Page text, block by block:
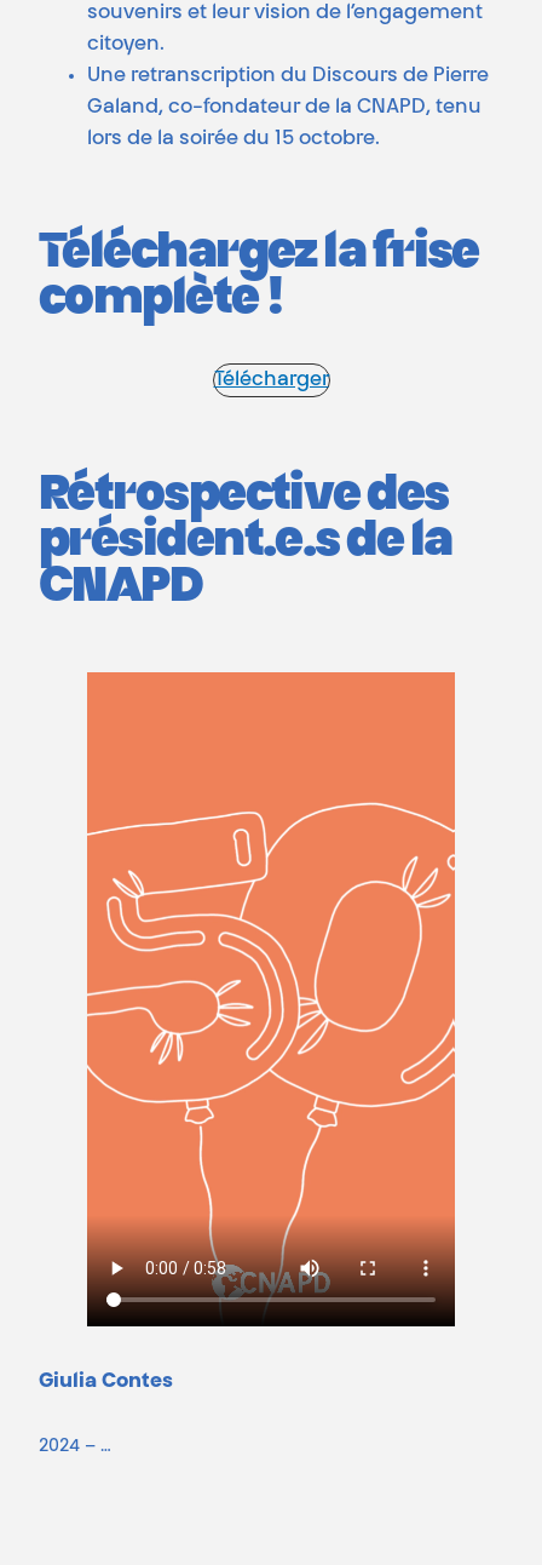
souvenirs et leur vision de l’engagement
citoyen.
Une retranscription du Discours de Pierre
Galand, co-fondateur de la CNAPD, tenu
lors de la soirée du 15 octobre.
Téléchargez la frise
complète !
Télécharger
Rétrospective des
président.e.s de la
CNAPD
Giulia Contes
2024 – …